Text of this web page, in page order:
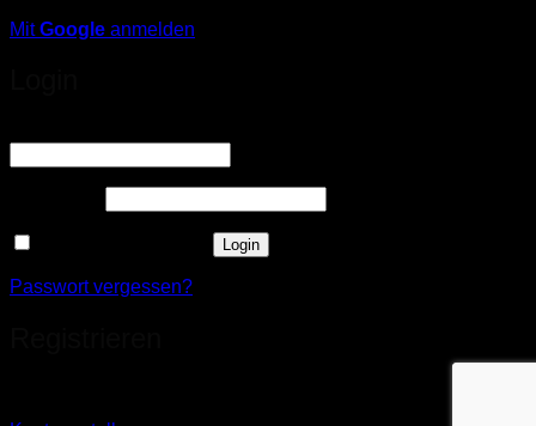
MitGoogle anmelden
Login
Passwort vergessen?